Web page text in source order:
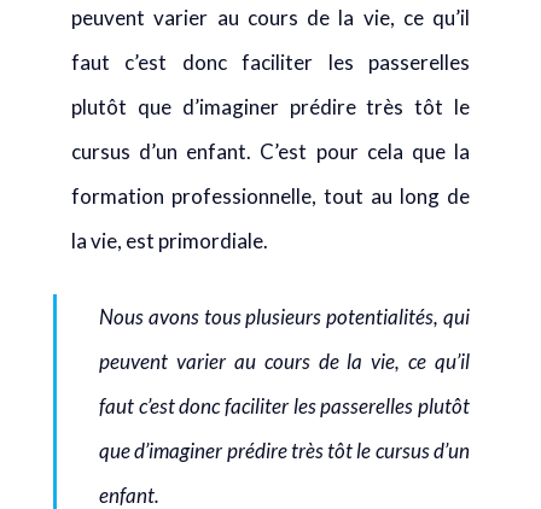
peuvent varier au cours de la vie, ce qu’il
faut c’est donc faciliter les passerelles
plutôt que d’imaginer prédire très tôt le
cursus d’un enfant. C’est pour cela que la
formation professionnelle, tout au long de
la vie, est primordiale.
Nous avons tous plusieurs potentialités, qui
peuvent varier au cours de la vie, ce qu’il
faut c’est donc faciliter les passerelles plutôt
que d’imaginer prédire très tôt le cursus d’un
enfant.